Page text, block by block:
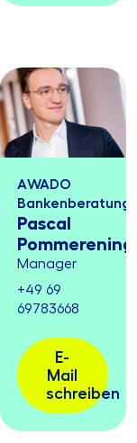
AWADO
Bankenberatung
Pascal
Pommerening
Manager
+49 69
69783668
E-
Mail
schreiben